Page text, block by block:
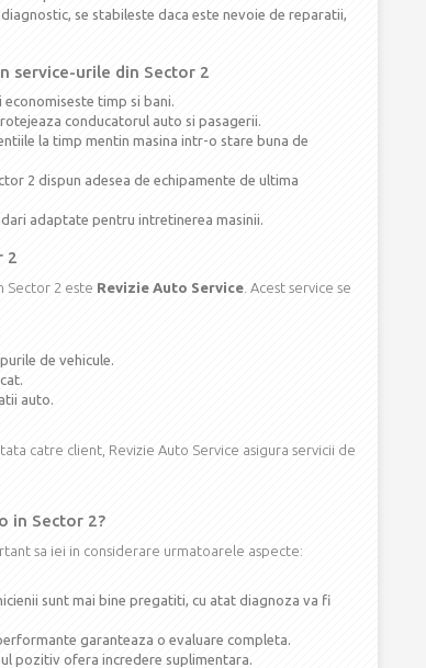
se stabileste daca este nevoie de reparatii,
service-urile din Sector 2
timp si bani.
conducatorul auto si pasagerii.
la timp mentin masina intr-o stare buna de
2 dispun adesea de echipamente de ultima
adaptate pentru intretinerea masinii.
2
Sector 2 este Revizie Auto Service . Acest service se
de vehicule.
auto.
catre client, Revizie Auto Service asigura servicii de
in Sector 2?
sa iei in considerare urmatoarele aspecte:
sunt mai bine pregatiti, cu atat diagnoza va fi
garanteaza o evaluare completa.
pozitiv ofera incredere suplimentara.